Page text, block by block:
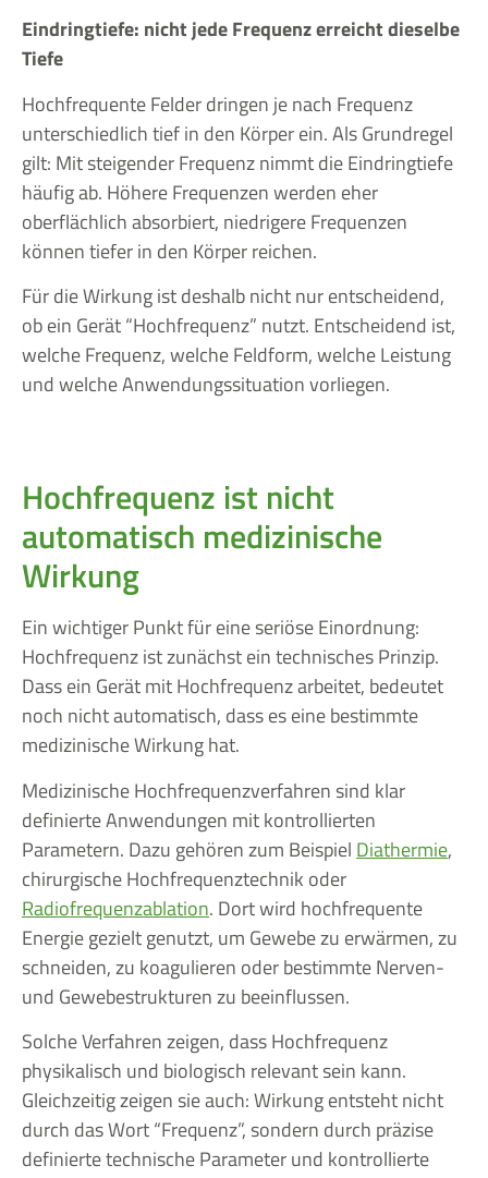
Eindringtiefe: nicht jede Frequenz erreicht dieselbe
Tiefe
Hochfrequente Felder dringen je nach Frequenz
unterschiedlich tief in den Körper ein. Als Grundregel
gilt: Mit steigender Frequenz nimmt die Eindringtiefe
häufig ab. Höhere Frequenzen werden eher
oberflächlich absorbiert, niedrigere Frequenzen
können tiefer in den Körper reichen.
Für die Wirkung ist deshalb nicht nur entscheidend,
ob ein Gerät “Hochfrequenz” nutzt. Entscheidend ist,
welche Frequenz, welche Feldform, welche Leistung
und welche Anwendungssituation vorliegen.
Hochfrequenz ist nicht
automatisch medizinische
Wirkung
Ein wichtiger Punkt für eine seriöse Einordnung:
Hochfrequenz ist zunächst ein technisches Prinzip.
Dass ein Gerät mit Hochfrequenz arbeitet, bedeutet
noch nicht automatisch, dass es eine bestimmte
medizinische Wirkung hat.
Medizinische Hochfrequenzverfahren sind klar
definierte Anwendungen mit kontrollierten
Parametern. Dazu gehören zum Beispiel Diathermie,
chirurgische Hochfrequenztechnik oder
Radiofrequenzablation. Dort wird hochfrequente
Energie gezielt genutzt, um Gewebe zu erwärmen, zu
schneiden, zu koagulieren oder bestimmte Nerven-
und Gewebestrukturen zu beeinflussen.
Solche Verfahren zeigen, dass Hochfrequenz
physikalisch und biologisch relevant sein kann.
Gleichzeitig zeigen sie auch: Wirkung entsteht nicht
durch das Wort “Frequenz”, sondern durch präzise
definierte technische Parameter und kontrollierte